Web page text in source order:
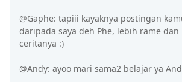
@Gaphe: tapiii kayaknya postingan
daripada saya deh Phe, lebih rame
ceritanya :)
@Andy: ayoo mari sama2 belajar ya